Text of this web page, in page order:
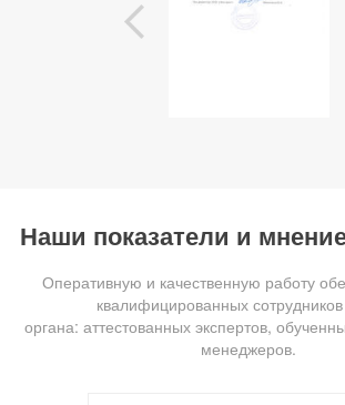
Наши показатели и
Оперативную и качественную работу
квалифицированных
органа: аттестованных экспертов,
менеджеров.